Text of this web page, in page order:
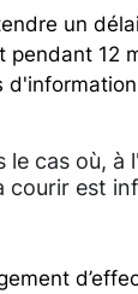
un
12
le cas où, à
courir est